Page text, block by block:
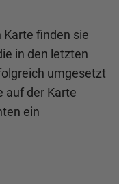
finden sie
in den letzten
umgesetzt
auf der Karte
ein